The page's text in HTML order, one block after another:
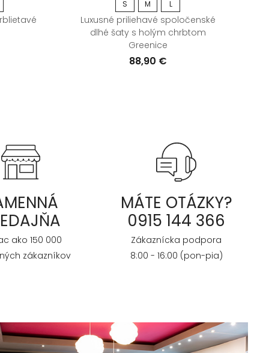
S M L
Luxusné priliehavé spoločenské
dlhé šaty s holým chrbtom
Greenice
88,90 €
ako 150 000
zákazníkov
MÁTE OTÁZKY?
0915 144 366
Zákaznícka podpora
8:00 - 16:00 (pon-pia)